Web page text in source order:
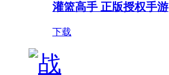
灌篮高手 正版授权手游
下载